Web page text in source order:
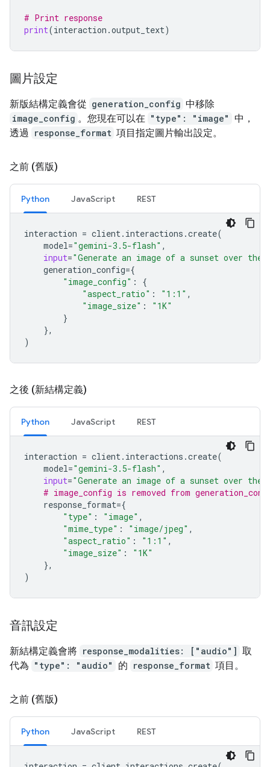
# Print response
print(interaction .output_text)
圖片設定
新版結構定義會從 generation_config 中移除
image_config 。您現在可以在 "type": "image" 中，
透過
response_format 項目指定圖片輸出設定。
之前 (舊版)
Python JavaScript REST
interaction = client. interactions .create(
model="gemini-3.5-flash" ,
input="Generate an image of a sunset over the
generation_config={
"image_config" :
{
"aspect_ratio" : "1:1" ,
"image_size" :
"1K"
}
},
)
之後 (新結構定義)
Python JavaScript REST
interaction = client. interactions .create(
model="gemini-3.5-flash" ,
input="Generate an image of a sunset over the
# image_config is removed from
response_format={
"type" : "image" ,
"mime_type" : "image/jpeg" ,
"aspect_ratio" : "1:1" ,
"image_size" :
"1K"
},
)
音訊設定
新結構定義會將 response_modalities: ["audio"] 取
代為 "type": "audio" 的 response_format 項目。
之前 (舊版)
Python JavaScript REST